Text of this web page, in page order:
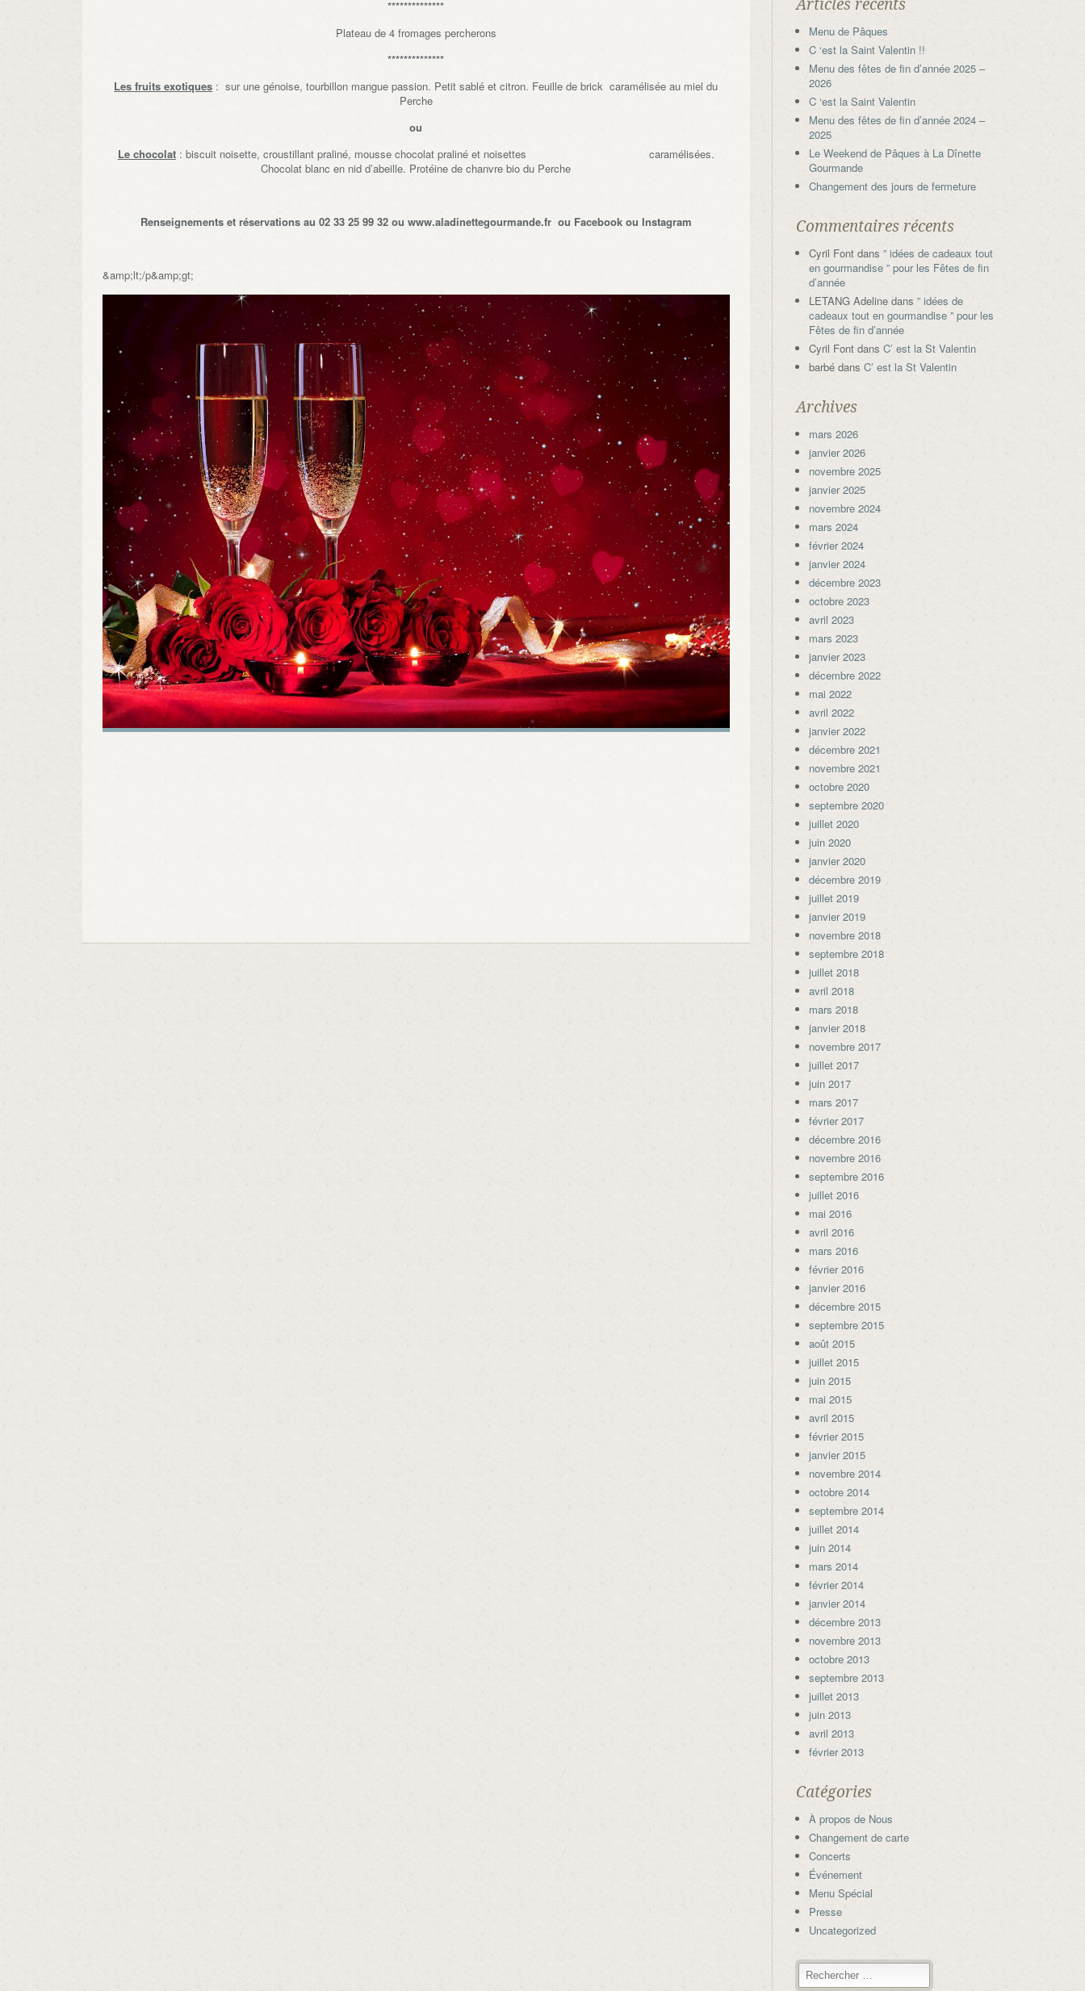
**************
Plateau de 4 fromages percherons
**************
Les fruits exotiques : sur une génoise, tourbillon mangue passion. Petit sablé et citron. Feuille de brick caramélisée au miel du
Perche
ou
Le chocolat: biscuit noisette, croustillant praliné, mousse chocolat praliné et noisettes caramélisées.
Chocolat blanc en nid d’abeille. Protéine de chanvre bio du Perche
Renseignements et réservations au 02 33 25 99 32 ou www.aladinettegourmande.fr ou Facebook ou Instagram
&amp;lt;/p&amp;gt;
Articles récents
Menu de Pâques
C ‘est la Saint Valentin !!
Menu des fêtes de fin d’année 2025 –
2026
C ‘est la Saint Valentin
Menu des fêtes de fin d’année 2024 –
2025
Le Weekend de Pâques à La Dînette
Gourmande
Changement des jours de fermeture
Commentaires récents
Cyril Fontdans ” idées de cadeaux tout
en gourmandise ” pour les Fêtes de fin
d’année
LETANG Adelinedans ” idées de
cadeaux tout en gourmandise ” pour les
Fêtes de fin d’année
Cyril Fontdans C’ est la St Valentin
barbédans C’ est la St Valentin
Archives
mars 2026
janvier 2026
novembre 2025
janvier 2025
novembre 2024
mars 2024
février 2024
janvier 2024
décembre 2023
octobre 2023
avril 2023
mars 2023
janvier 2023
décembre 2022
mai 2022
avril 2022
janvier 2022
décembre 2021
novembre 2021
octobre 2020
septembre 2020
juillet 2020
juin 2020
janvier 2020
décembre 2019
juillet 2019
janvier 2019
novembre 2018
septembre 2018
juillet 2018
avril 2018
mars 2018
janvier 2018
novembre 2017
juillet 2017
juin 2017
mars 2017
février 2017
décembre 2016
novembre 2016
septembre 2016
juillet 2016
mai 2016
avril 2016
mars 2016
février 2016
janvier 2016
décembre 2015
septembre 2015
août 2015
juillet 2015
juin 2015
mai 2015
avril 2015
février 2015
janvier 2015
novembre 2014
octobre 2014
septembre 2014
juillet 2014
juin 2014
mars 2014
février 2014
janvier 2014
décembre 2013
novembre 2013
octobre 2013
septembre 2013
juillet 2013
juin 2013
avril 2013
février 2013
Catégories
À propos de Nous
Changement de carte
Concerts
Événement
Menu Spécial
Presse
Uncategorized